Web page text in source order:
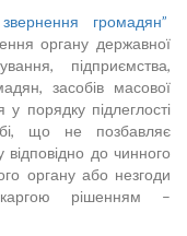
громадян”
органу державної
підприємства,
засобів масової
порядку підлеглості
що не позбавляє
до чинного
органу або незгоди
рішенням –